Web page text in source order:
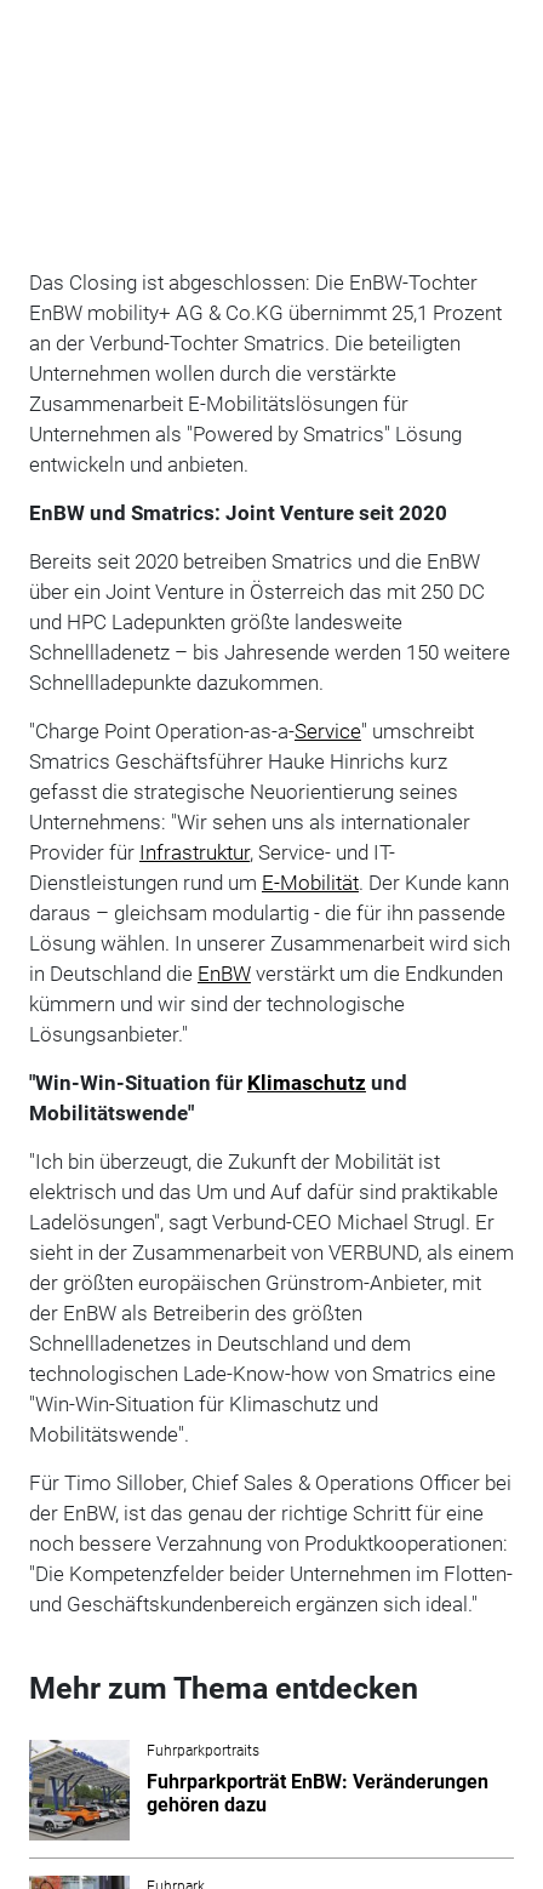
Das Closing ist abgeschlossen: Die EnBW-Tochter
EnBW mobility+ AG & Co.KG übernimmt 25,1 Prozent
an der Verbund-Tochter Smatrics. Die beteiligten
Unternehmen wollen durch die verstärkte
Zusammenarbeit E-Mobilitätslösungen für
Unternehmen als "Powered by Smatrics" Lösung
entwickeln und anbieten.
EnBW und Smatrics: Joint Venture seit 2020
Bereits seit 2020 betreiben Smatrics und die EnBW
über ein Joint Venture in Österreich das mit 250 DC
und HPC Ladepunkten größte landesweite
Schnellladenetz – bis Jahresende werden 150 weitere
Schnellladepunkte dazukommen.
"Charge Point Operation-as-a-Service" umschreibt
Smatrics Geschäftsführer Hauke Hinrichs kurz
gefasst die strategische Neuorientierung seines
Unternehmens: "Wir sehen uns als internationaler
Provider für Infrastruktur, Service- und IT-
Dienstleistungen rund um E-Mobilität. Der Kunde kann
daraus – gleichsam modulartig - die für ihn passende
Lösung wählen. In unserer Zusammenarbeit wird sich
in Deutschland die EnBWverstärkt um die Endkunden
kümmern und wir sind der technologische
Lösungsanbieter."
"Win-Win-Situation für Klimaschutz und
Mobilitätswende"
"Ich bin überzeugt, die Zukunft der Mobilität ist
elektrisch und das Um und Auf dafür sind praktikable
Ladelösungen", sagt Verbund-CEO Michael Strugl. Er
sieht in der Zusammenarbeit von VERBUND, als einem
der größten europäischen Grünstrom-Anbieter, mit
der EnBW als Betreiberin des größten
Schnellladenetzes in Deutschland und dem
technologischen Lade-Know-how von Smatrics eine
"Win-Win-Situation für Klimaschutz und
Mobilitätswende".
Für Timo Sillober, Chief Sales & Operations Officer bei
der EnBW, ist das genau der richtige Schritt für eine
noch bessere Verzahnung von Produktkooperationen:
"Die Kompetenzfelder beider Unternehmen im Flotten-
und Geschäftskundenbereich ergänzen sich ideal."
Mehr zum Thema entdecken
Fuhrparkportraits
Fuhrparkporträt EnBW: Veränderungen
gehören dazu